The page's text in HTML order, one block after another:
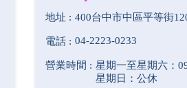
400台中市中區平等街
04-2223-0233
星期一至星期六：
星期日：公休